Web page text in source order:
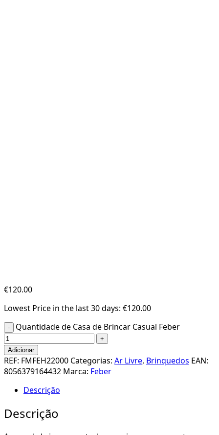
€120.00
Lowest Price in the last 30 days: €120.00
- Quantidade de Casa de Brincar Casual Feber
+
Adicionar
REF: FMFEH22000 Categorias: Ar Livre, Brinquedos EAN:
8056379164432 Marca: Feber
Descrição
Descrição